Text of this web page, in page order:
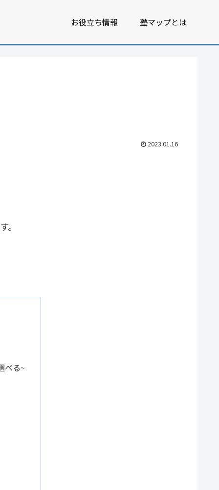
お役立ち情報 塾マップとは
2023.01.16
。
べる~